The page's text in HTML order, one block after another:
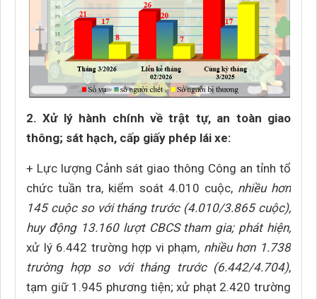
2. Xử lý hành chính về trật tự, an toàn giao
thông; sát hạch, cấp giấy phép lái xe:
+ Lực lượng Cảnh sát giao thông Công an tỉnh tổ
chức tuần tra, kiểm soát 4.010 cuộc, nhiều hơn
145 cuộc so với tháng trước (4.010/3.865 cuộc),
huy động 13.160 lượt CBCS tham gia; phát hiện,
xử lý 6.442 trường hợp vi phạm, nhiều hơn 1.738
trường hợp so với tháng trước (6.442/4.704),
tạm giữ 1.945 phương tiện; xử phạt 2.420 trường